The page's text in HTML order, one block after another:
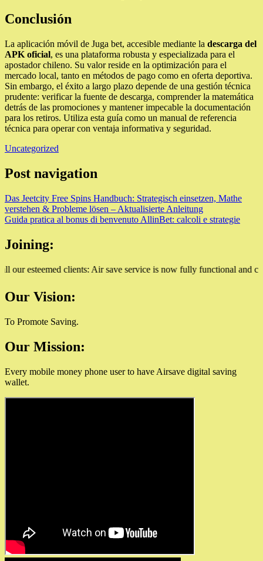
Conclusión
La aplicación móvil de Juga bet, accesible mediante la descarga del
APK oficial, es una plataforma robusta y especializada para el
apostador chileno. Su valor reside en la optimización para el
mercado local, tanto en métodos de pago como en oferta deportiva.
Sin embargo, el éxito a largo plazo depende de una gestión técnica
prudente: verificar la fuente de descarga, comprender la matemática
detrás de las promociones y mantener impecable la documentación
para los retiros. Utiliza esta guía como un manual de referencia
técnica para operar con ventaja informativa y seguridad.
Uncategorized
Post navigation
Das Jeetcity Free Spins Handbuch: Strategisch einsetzen, Mathe
verstehen & Probleme lösen – Aktualisierte Anleitung
Guida pratica al bonus di benvenuto AllinBet: calcoli e strategie
Joining:
esteemed clients: Air save service is now fully functional and can
Our Vision:
To Promote Saving.
Our Mission:
Every mobile money phone user to have Airsave digital saving
wallet.